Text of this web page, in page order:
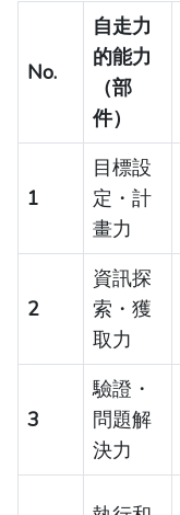
No.
自走力
的能力
（部
件）
1
目標設
定・計
畫力
2
資訊探
索・獲
取力
3
驗證・
問題解
決力